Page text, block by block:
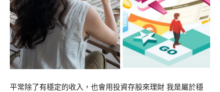
平常除了有穩定的收入，也會用投資存股來理財 我是屬於穩